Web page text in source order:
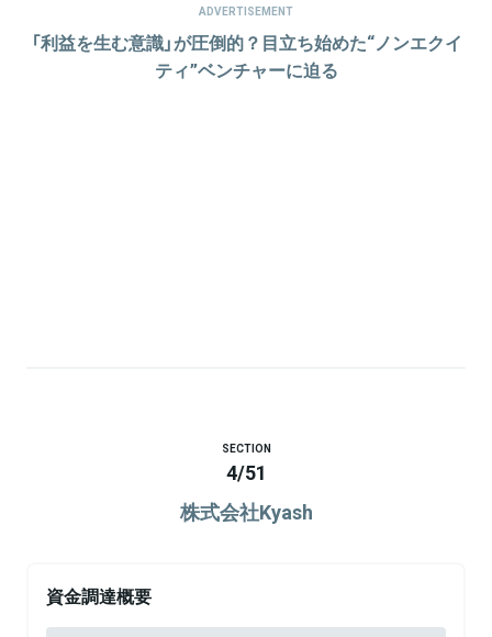
ADVERTISEMENT
「利益を生む意識」が圧倒的？目立ち始めた“ノンエクイ
ティ”ベンチャーに迫る
SECTION
4/51
株式会社Kyash
資金調達概要